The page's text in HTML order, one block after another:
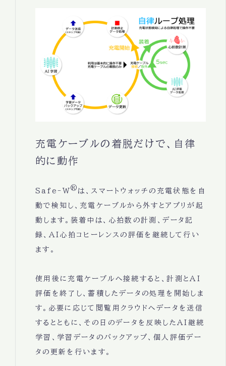
充電ケーブルの着脱だけで、自律
的に動作
Safe-W® は、スマートウォッチの充電状態を自
動で検知し、充電ケーブルから外すとアプリが起
動します。装着中は、心拍数の計測、データ記
録、AI心拍コヒーレンスの評価を継続して行い
ます。
使用後に充電ケーブルへ接続すると、計測とAI
評価を終了し、蓄積したデータの処理を開始しま
す。必要に応じて閲覧用クラウドへデータを送信
するとともに、その日のデータを反映したAI継続
学習、学習データのバックアップ、個人評価デー
タの更新を行います。